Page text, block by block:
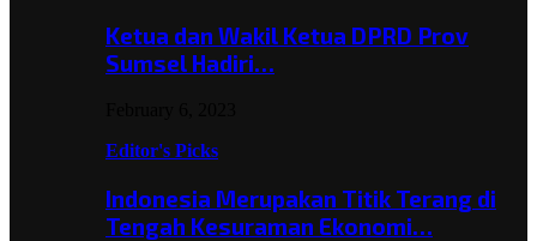
Ketua dan Wakil Ketua DPRD Prov
Sumsel Hadiri…
Editor's Picks
Indonesia Merupakan Titik Terang di
Tengah Kesuraman Ekonomi…